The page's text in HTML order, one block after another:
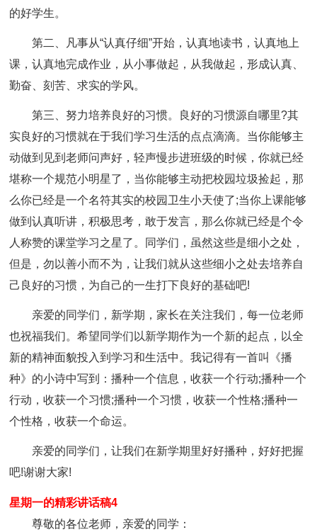
的好学生。
第二、凡事从“认真仔细”开始，认真地读书，认真地上
课，认真地完成作业，从小事做起，从我做起，形成认真、
勤奋、刻苦、求实的学风。
第三、努力培养良好的习惯。 良好的习惯源自哪里?其
实良好的习惯就在于我们学习生活的点点滴滴。当你能够主
动做到见到老师问声好，轻声慢步进班级的时候，你就已经
堪称一个规范小明星了，当你能够主动把校园垃圾捡起，那
么你已经是一个名符其实的校园卫生小天使了;当你上课能够
做到认真听讲，积极思考，敢于发言，那么你就已经是个令
人称赞的课堂学习之星了。同学们，虽然这些是细小之处，
但是，勿以善小而不为，让我们就从这些细小之处去培养自
己良好的习惯，为自己的一生打下良好的基础吧!
亲爱的同学们，新学期，家长在关注我们，每一位老师
也祝福我们。希望同学们以新学期作为一个新的起点，以全
新的精神面貌投入到学习和生活中。我记得有一首叫《播
种》的小诗中写到：播种一个信息，收获一个行动;播种一个
行动，收获一个习惯;播种一个习惯，收获一个性格;播种一
个性格，收获一个命运。
亲爱的同学们，让我们在新学期里好好播种，好好把握
吧!谢谢大家!
星期一的精彩讲话稿4
尊敬的各位老师，亲爱的同学：